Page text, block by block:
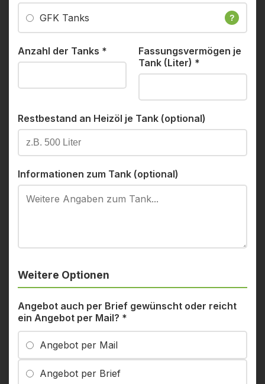
GFK Tanks ?
Anzahl der Tanks *
Fassungsvermögen je
Tank (Liter) *
Restbestand an Heizöl je Tank (optional)
Informationen zum Tank (optional)
Weitere Optionen
Angebot auch per Brief gewünscht oder reicht
ein Angebot per Mail? *
Angebot per Mail
Angebot per Brief